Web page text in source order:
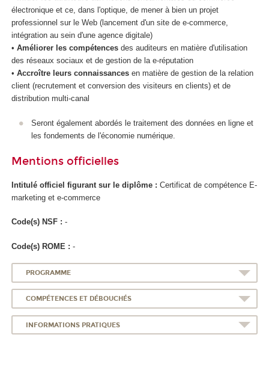
électronique et ce, dans l'optique, de mener à bien un projet
professionnel sur le Web (lancement d'un site de e-commerce,
intégration au sein d'une agence digitale)
• Améliorer les compétences des auditeurs en matière d'utilisation
des réseaux sociaux et de gestion de la e-réputation
• Accroître leurs connaissances en matière de gestion de la relation
client (recrutement et conversion des visiteurs en clients) et de
distribution multi-canal
Seront également abordés le traitement des données en ligne et
les fondements de l'économie numérique.
Mentions officielles
Intitulé officiel figurant sur le diplôme : Certificat de compétence E-
marketing et e-commerce
Code(s) NSF : -
Code(s) ROME : -
PROGRAMME
COMPÉTENCES ET DÉBOUCHÉS
INFORMATIONS PRATIQUES